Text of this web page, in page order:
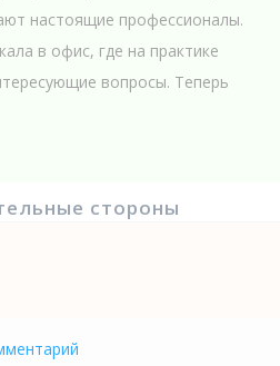
настоящие профессионалы.
в офис, где на практике
вопросы. Теперь
стороны